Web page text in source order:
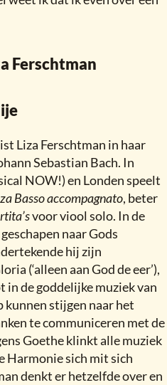
Ferschtman
Liza Ferschtman in haar
Sebastian Bach. In
NOW!) en Londen speelt
Basso accompagnato, beter
voor viool solo. In de
naar Gods
hij zijn
(‘alleen aan God de eer’),
in de goddelijke muziek van
kunnen stijgen naar het
te communiceren met de
Goethe klinkt alle muziek
Harmonie sich mit sich
denkt er hetzelfde over en